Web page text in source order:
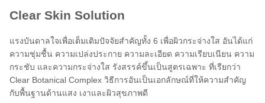
Clear Skin Solution
แรงบันดาลใจเพื่อเต็มเติมปัจจัยสำคัญทั้ง 6 เพื่อผิวกระจ่างใส อันได้แก่
ความชุ่มชื้น ความเปล่งประกาย ความละเอียด ความเรียบเนียน ความ
กระชับ และความกระจ่างใส รังสรรค์ขึ้นเป็นสูตรเฉพาะ ที่เรียกว่า
Clear Botanical Complex วิธีการอันเป็นเอกลักษณ์ที่ให้ความสำคัญ
กับพื้นฐานด้านแสง เงาและผิวสุขภาพดี